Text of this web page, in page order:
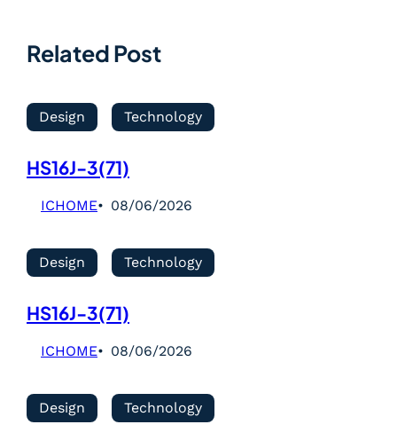
Related Post
Design Technology
HS16J-3(71)
ICHOME 08/06/2026
Design Technology
HS16J-3(71)
ICHOME 08/06/2026
Design Technology